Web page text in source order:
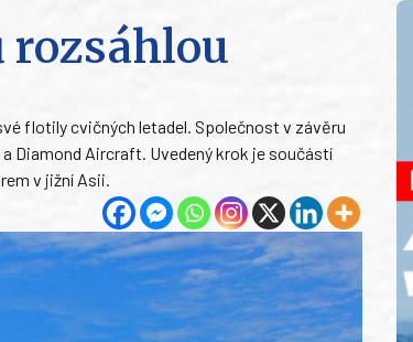
flotily cvičných letadel. Společnost v závěru
Diamond Aircraft. Uvedený krok je součástí
v jižní Asii.